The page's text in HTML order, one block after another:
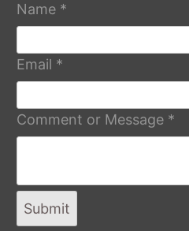
Name *
Email *
Comment or Message *
Submit